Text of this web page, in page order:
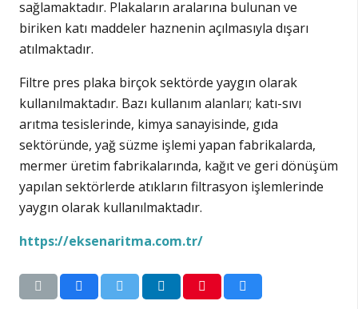
sağlamaktadır. Plakaların aralarına bulunan ve
biriken katı maddeler haznenin açılmasıyla dışarı
atılmaktadır.
Filtre pres plaka birçok sektörde yaygın olarak
kullanılmaktadır. Bazı kullanım alanları; katı-sıvı
arıtma tesislerinde, kimya sanayisinde, gıda
sektöründe, yağ süzme işlemi yapan fabrikalarda,
mermer üretim fabrikalarında, kağıt ve geri dönüşüm
yapılan sektörlerde atıkların filtrasyon işlemlerinde
yaygın olarak kullanılmaktadır.
https://eksenaritma.com.tr/